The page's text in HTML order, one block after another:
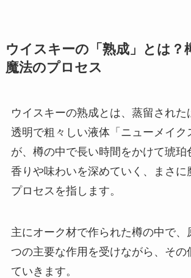
ウイスキーの「熟成」とは？
魔法のプロセス
ウイスキーの熟成とは、蒸留された
透明で粗々しい液体「ニューメイク
が、樽の中で長い時間をかけて琥珀
香りや味わいを深めていく、まさに
プロセスを指します。
主にオーク材で作られた樽の中で、
つの主要な作用を受けながら、その
ていきます。